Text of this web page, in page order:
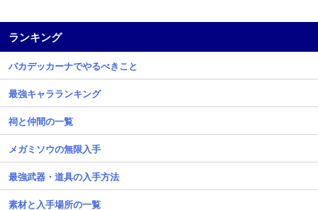
ランキング
バカデッカーナでやるべきこと
最強キャラランキング
祠と仲間の一覧
メガミソウの無限入手
最強武器・道具の入手方法
素材と入手場所の一覧